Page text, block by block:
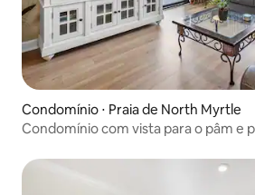
Condomínio ⋅ Praia de North Myrtle
Condomínio com vista para o pâm e